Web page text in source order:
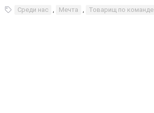
Среди нас , Мечта , Товарищ по команде